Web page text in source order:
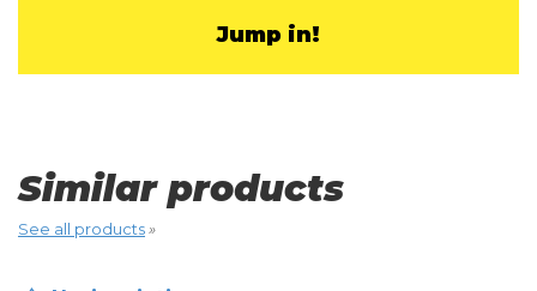
Jump in!
Similar products
See all products»